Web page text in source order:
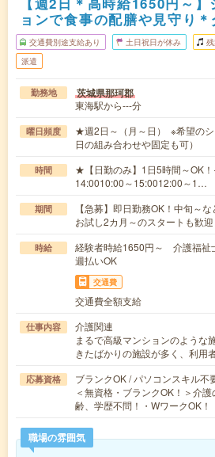
ョンで食事の配膳や見守り
交通費別途支給あり 土日祝日が休み 残
派遣
勤務地 茨城県那珂郡
東海駅から---分
曜日頻度
★週2日～（月～日） ※希望の
日の組み合わせや固定も可）
時間
★【日勤のみ】1日5時間～OK
14:0010:00～15:0012:00～1…
期間
【急募】即日勤務OK！中旬
お試し2カ月～のスタートも歓迎
時給
経験者時給1650円～ 介護福
週払いOK
交通費
交通費全額支給
仕事内容
介護関連
まるで高級マンションのような
きたばかりの施設が多く、利用
応募資格
ブランクOK / パソコンスキル不
＜無資格・ブランクOK！＞介
齢、学歴不問！・WワークOK
職場の雰囲気